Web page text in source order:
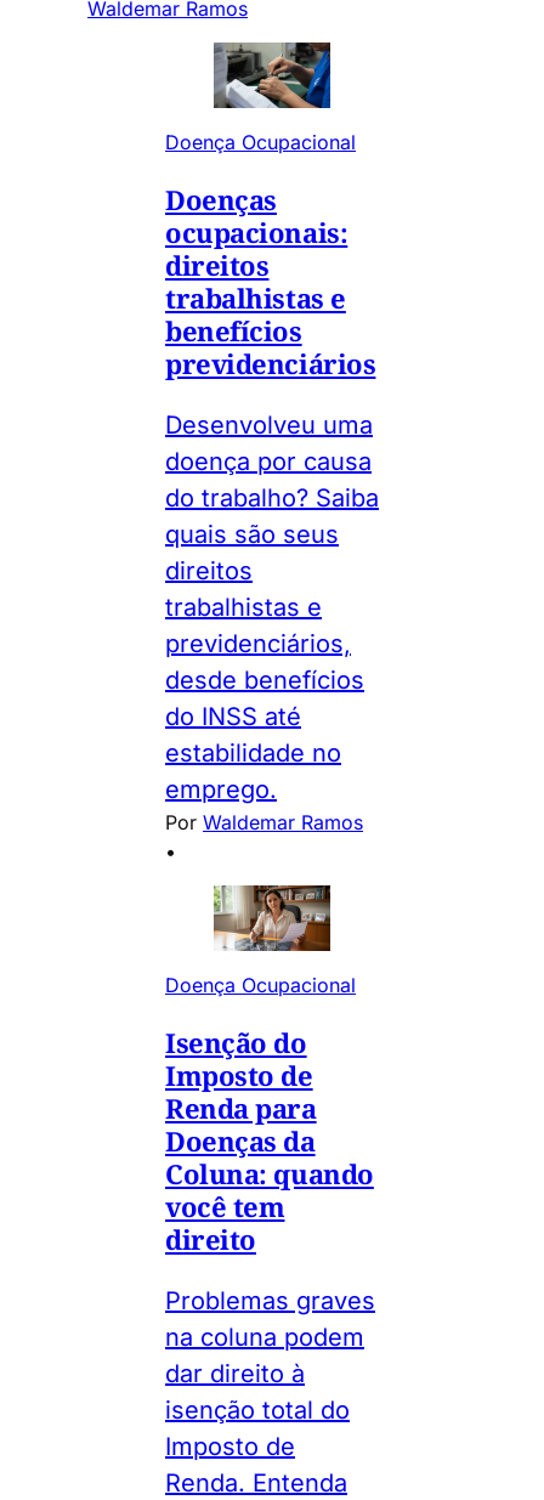
Waldemar Ramos
Doença Ocupacional
Doenças
ocupacionais:
direitos
trabalhistas e
benefícios
previdenciários
Desenvolveu uma
doença por causa
do trabalho? Saiba
quais são seus
direitos
trabalhistas e
previdenciários,
desde benefícios
do INSS até
estabilidade no
emprego.
Por Waldemar Ramos
•
Doença Ocupacional
Isenção do
Imposto de
Renda para
Doenças da
Coluna: quando
você tem
direito
Problemas graves
na coluna podem
dar direito à
isenção total do
Imposto de
Renda. Entenda